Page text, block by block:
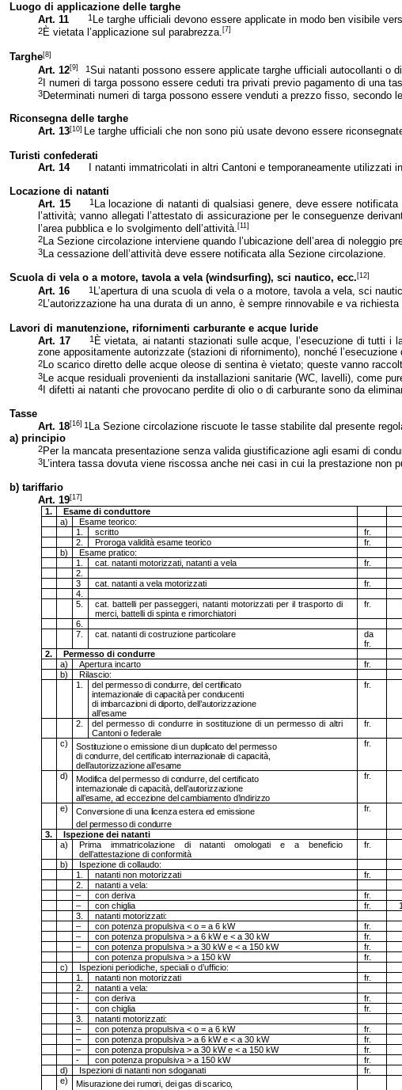
Luogo di applicazione delle targhe
Art. 11
1Le targhe ufficiali devono essere applicate in modo ben visibile
2È vietata l’applicazione sul parabrezza. [7]
Targhe[8]
Art. 12[9] 1Sui natanti possono essere applicate targhe ufficiali autocollanti o
2 I numeri di targa possono essere ceduti tra privati previo pagamento di una
3Determinati numeri di targa possono essere venduti a prezzo fisso, secondo
Riconsegna delle targhe
Art. 13[10] Le targhe ufficiali che non sono più usate devono essere
Turisti confederati
Art. 14
I natanti immatricolati in altri Cantoni e temporaneamente
Locazione di natanti
Art. 15
1La locazione di natanti di qualsiasi genere, deve essere
l’attività; vanno allegati l’attestato di assicurazione per le conseguenze
l’area pubblica e lo svolgimento dell’attività. [11]
2La Sezione circolazione interviene quando l’ubicazione dell’area di noleggio
3La cessazione dell’attività deve essere notificata alla Sezione circolazione.
Scuola di vela o a motore, tavola a vela (windsurfing), sci nautico, ecc.[12]
Art. 16 1L’apertura di una scuola di vela o a motore, tavola a vela, sci
2L’autorizzazione ha una durata di un anno, è sempre rinnovabile e va
Lavori di manutenzione, rifornimenti carburante e acque luride
Art. 17
1È vietata, ai natanti stazionati sulle acque, l’esecuzione di tutti i
zone appositamente autorizzate (stazioni di rifornimento), nonché
2Lo scarico diretto delle acque oleose di sentina è vietato; queste vanno
3Le acque residuali provenienti da installazioni sanitarie (WC, lavelli), come
4
I difetti ai natanti che provocano perdite di olio o di carburante sono da
Tasse
Art. 18[16] 1La Sezione circolazione riscuote le tasse stabilite dal presente
a) principio
2Per la mancata presentazione senza valida giustificazione agli esami di
3 L’intera tassa dovuta viene riscossa anche nei casi in cui la prestazione non
b) tariffario
Art. 19[17]
1.
Esame di conduttore
a)
Esame teorico:
1.
scritto fr.
2.
Proroga validità esame teorico fr.
b)
Esame pratico:
1.
cat. natanti motorizzati, natanti a vela fr.
2.
3
cat. natanti a vela motorizzati fr.
4.
5.
cat. battelli per passeggeri, natanti motorizzati per il trasporto di
merci, battelli di spinta e rimorchiatori
fr.
6.
7.
cat. natanti di costruzione particolare
da
fr.
2.
Permesso di condurre
a)
Apertura incarto fr.
b)
Rilascio:
1.
del permesso di condurre, del certificato
internazionale di capacità per conducenti
di imbarcazioni di diporto, dell’autorizzazione
all’esame
fr.
2.
del permesso di condurre in sostituzione di un permesso di altri
Cantoni o federale
fr.
c)
Sostituzione o emissione di un duplicato del permesso
di condurre, del certificato internazionale di capacità,
dell’autorizzazione all’esame
fr.
d)
Modifica del permesso di condurre, del certificato
internazionale di capacità, dell’autorizzazione
all’esame, ad eccezione del cambiamento d’indirizzo
fr.
e)
Conversione di una licenza estera ed emissione
del permesso di condurre
fr.
3.
Ispezione dei natanti
a)
Prima immatricolazione di natanti omologati e a beneficio
dell’attestazione di conformità
fr.
b)
Ispezione di collaudo:
1.
natanti non motorizzati fr.
2.
natanti a vela:
–
con deriva fr.
–
con chiglia fr.
3.
natanti motorizzati:
–
con potenza propulsiva < o = a 6 kW fr.
–
con potenza propulsiva > a 6 kW e < a 30 kW fr.
–
con potenza propulsiva > a 30 kW e < a 150 kW fr.
con potenza propulsiva > a 150 kW
fr.
c)
Ispezioni periodiche, speciali o d’ufficio:
1.
natanti non motorizzati fr.
2.
natanti a vela:
-
con deriva fr.
-
con chiglia fr.
3.
natanti motorizzati:
–
con potenza propulsiva < o = a 6 kW fr.
–
con potenza propulsiva > a 6 kW e < a 30 kW fr.
–
con potenza propulsiva > a 30 kW e < a 150 kW fr.
-
con potenza propulsiva > a 150 kW fr.
d)
Ispezioni di natanti non sdoganati fr.
e)
Misurazione dei rumori, dei gas di scarico,